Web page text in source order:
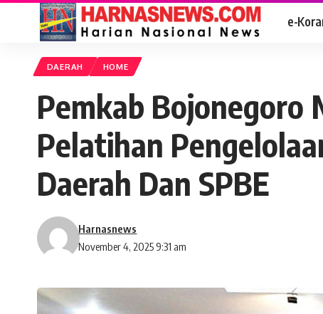
e-
DAERAH HOME
Pemkab Bojonegoro
Pelatihan
Daerah Dan SPBE
November 4, 2025 9:31 am
Harnasnews